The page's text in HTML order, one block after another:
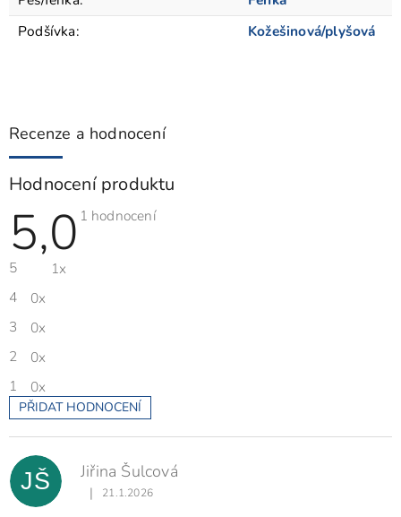
Podšívka: Kožešinová/plyšová
Recenze a hodnocení
Hodnocení produktu
5,0 Průměrné
1 hodnocení
5
1x
4
0x
3
0x
2
0x
1
0x
PŘIDAT HODNOCENÍ
V
ý
p
i
sJŠ Jiřina Šulcová
Hodnocení produktu je 5 z 5 hvězdiček.
| 21.1.2026